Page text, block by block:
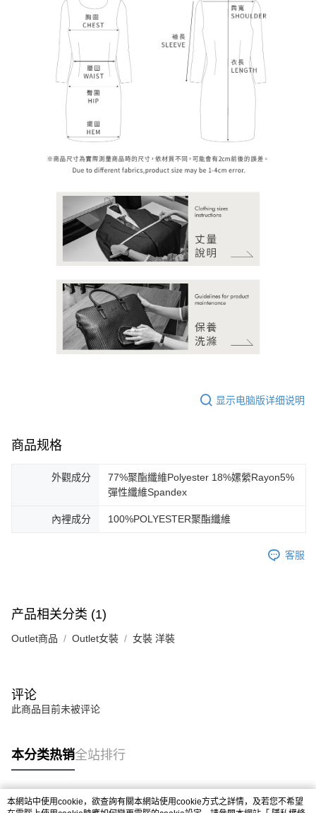
显示电脑版详细说明
商品规格
外觀成分
77%聚酯纖維Polyester 18%嫘縈Rayon5%
彈性纖維Spandex
內裡成分 100%POLYESTER聚酯纖維
客服
产品相关分类 (1)
Outlet商品 Outlet女裝 女裝 洋裝
评论
此商品目前未被评论
本分类热销全站排行
热门标签
本網站中使用cookie，欲查詢有關本網站使用cookie方式之詳情，及若您不希望